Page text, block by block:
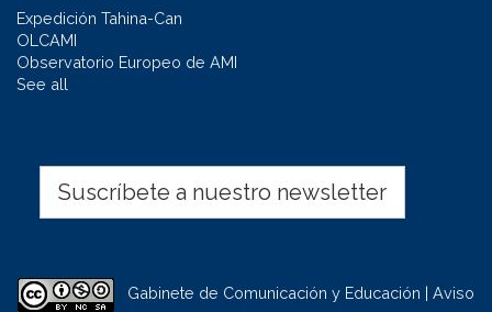
Expedición Tahina-Can
OLCAMI
Observatorio Europeo de AMI
See all
Suscríbete a nuestro newsletter
Gabinete de Comunicación y Educación | Aviso